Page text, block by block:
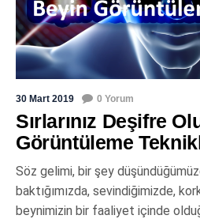
30 Mart 2019 0 Yorum
Sırlarınız Deşifre
Görüntüleme
Söz gelimi, bir şey
baktığımızda, sevindiğimizde,
beynimizin bir faaliyet içinde